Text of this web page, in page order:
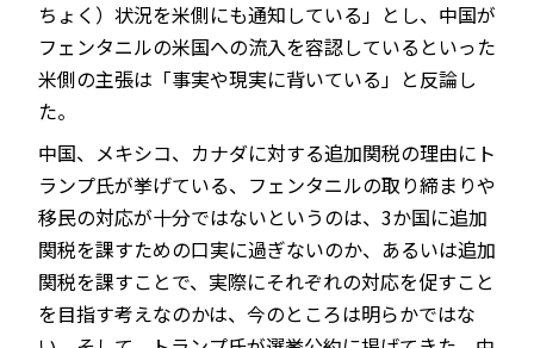
ちょく）状況を米側にも通知している」とし、中国が
フェンタニルの米国への流入を容認しているといった
米側の主張は「事実や現実に背いている」と反論し
た。
中国、メキシコ、カナダに対する追加関税の理由にト
ランプ氏が挙げている、フェンタニルの取り締まりや
移民の対応が十分ではないというのは、3か国に追加
関税を課すための口実に過ぎないのか、あるいは追加
関税を課すことで、実際にそれぞれの対応を促すこと
を目指す考えなのかは、今のところは明らかではな